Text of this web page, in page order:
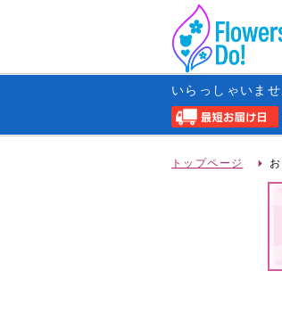
いらっしゃいま
トップページ